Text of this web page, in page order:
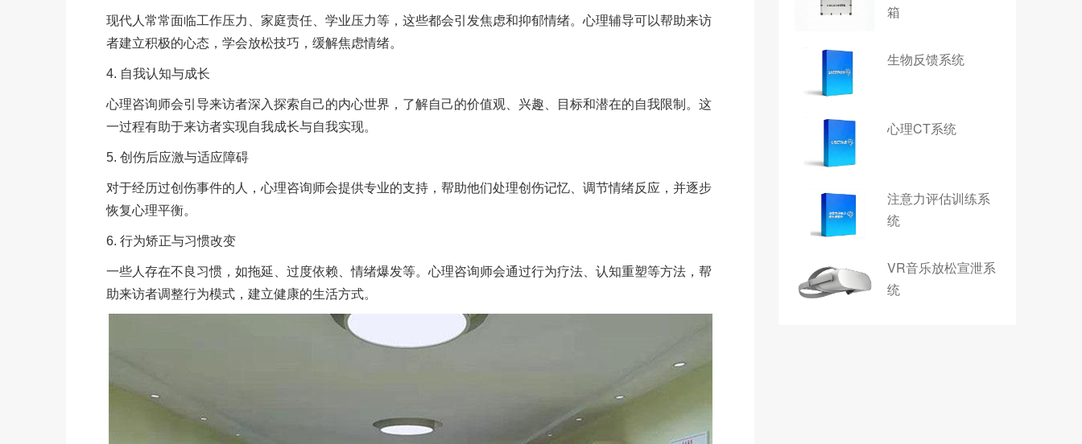
现代人常常面临工作压力、家庭责任、学业压力等，这些都会引发焦虑和抑郁情绪。心理辅导可以帮助来访
者建立积极的心态，学会放松技巧，缓解焦虑情绪。
4. 自我认知与成长
心理咨询师会引导来访者深入探索自己的内心世界，了解自己的价值观、兴趣、目标和潜在的自我限制。这
一过程有助于来访者实现自我成长与自我实现。
5. 创伤后应激与适应障碍
对于经历过创伤事件的人，心理咨询师会提供专业的支持，帮助他们处理创伤记忆、调节情绪反应，并逐步
恢复心理平衡。
6. 行为矫正与习惯改变
一些人存在不良习惯，如拖延、过度依赖、情绪爆发等。心理咨询师会通过行为疗法、认知重塑等方法，帮
助来访者调整行为模式，建立健康的生活方式。
箱
生物反馈系统
心理CT系统
注意力评估训练系
统
VR音乐放松宣泄系
统